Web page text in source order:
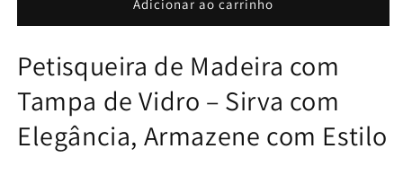
Petisqueira
Madeira
com
Tampa
Vidro
de
Petisqueira
Madeira
com
Tampa
de
Vidro
Adicionar ao carrinho
Petisqueira de Madeira com
Tampa de Vidro – Sirva com
Elegância, Armazene com Estilo